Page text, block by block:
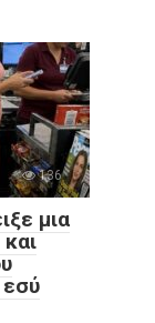
136
μια
εσύ